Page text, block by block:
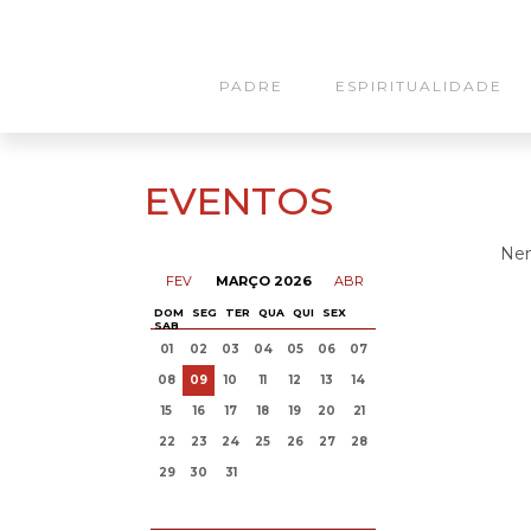
PADRE ESPIRITUALIDADE
EVENTOS
FEV MARÇO 2026 ABR
DOM SEG TER QUA QUI
SEX
SAB
01 02 03 04 05 06
07
08
09 10 11 12 13
14
15
16 17 18 19 20
21
22
23 24 25 26 27
28
29
30 31